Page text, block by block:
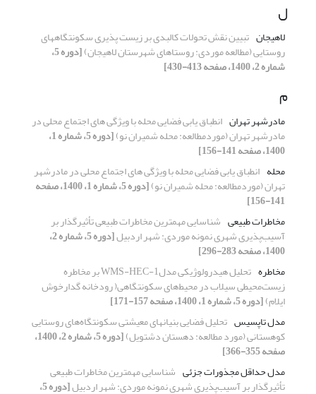
ل
لاهیجان تبیین نقش تحولات کالبدی بر زیست پذیری سکونتگاههای
روستایی (مطالعه موردی: روستاهای شهرستان لاهیجان) [دوره 5،
شماره 2، 1400، صفحه 413-430]
م
مادرشهر تهران انطباق یابی فضایی محله با ویژگی های اجتماع محلی در
مادرشهر تهران (موردمطالعه: محله شمیران نو) [دوره 5، شماره 1،
1400، صفحه 141-156]
محله انطباق یابی فضایی محله با ویژگی های اجتماع محلی در مادرشهر
تهران (موردمطالعه: محله شمیران نو) [دوره 5، شماره 1، 1400، صفحه
141-156]
مخاطرات طبیعی شناسایی مهمترین مخاطرات طبیعی تأثیر‌گذار بر
آسیب‌پذیری شهری نمونه موردی: شهر اردبیل [دوره 5، شماره 2،
1400، صفحه 283-296]
مخاطره
تحلیل هیدرولوژیکی مدلWMS-HEC-1 بر مخاطره
زیست‌محیطی سیلاب در محیط‌های سکونتگاهی( رودخانه گدار‌خوش
ایلام)[دوره 5، شماره 1، 1400، صفحه 157-171]
مدل تاپسیس
تحلیل فضایی بنیان‎های معیشتی سکونتگاه‌های روستایی
کوهستانی (مورد مطالعه: دهستان دشتویل) [دوره 5، شماره 2، 1400،
صفحه 355-366]
مدل حداقل مجذورات جزئی شناسایی مهمترین مخاطرات طبیعی
تأثیر‌گذار بر آسیب‌پذیری شهری نمونه موردی: شهر اردبیل [دوره 5،